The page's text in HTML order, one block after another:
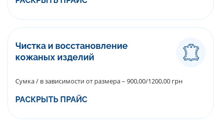
Чистка и восстановление
кожаных изделий
Сумка / в зависимости от размера – 900,00/1200,00 грн
РАСКРЫТЬ ПРАЙС